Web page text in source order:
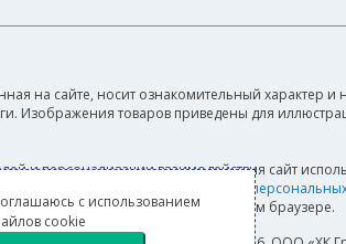
на сайте, носит ознакомительный характер
Изображения товаров приведены для
и персонализации взаимодействия сайт
Согласием на обработку
своём браузере.
с использованием
cookie